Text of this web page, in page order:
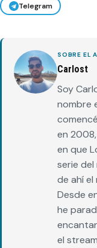
Telegram
SOBRE EL
Carlost
Soy
nombre
en
en que
serie
de ahí el
Desde
he
el